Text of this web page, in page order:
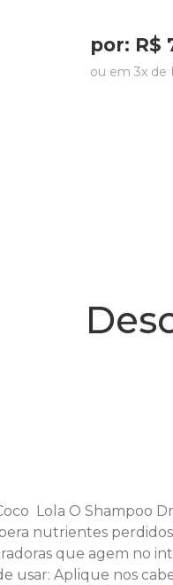
por: R$
ou em3x de
 Lola O Shampoo
nutrientes
que agem no
usar: Aplique nos